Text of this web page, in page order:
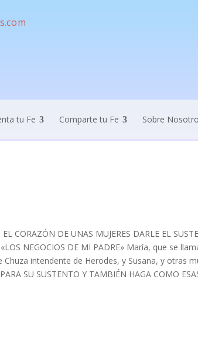
tu Fe Comparte tu Fe Sobre
CORAZÓN DE UNAS MUJERES DARLE EL
NEGOCIOS DE MI PADRE» María, que se
intendente de Herodes, y Susana, y otras
SU SUSTENTO Y TAMBIÉN HAGA COMO